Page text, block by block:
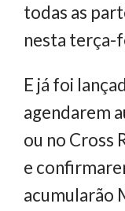
todas as
nesta terça-
E já foi
agendarem
ou no Cross
e
acumularão